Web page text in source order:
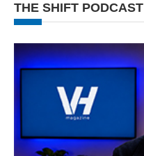
THE SHIFT PODCAST